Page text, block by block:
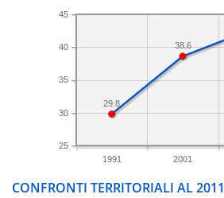
1991 2001
25
30
35
40
45
38.6
29.8
CONFRONTI TERRITORIALI AL 2011